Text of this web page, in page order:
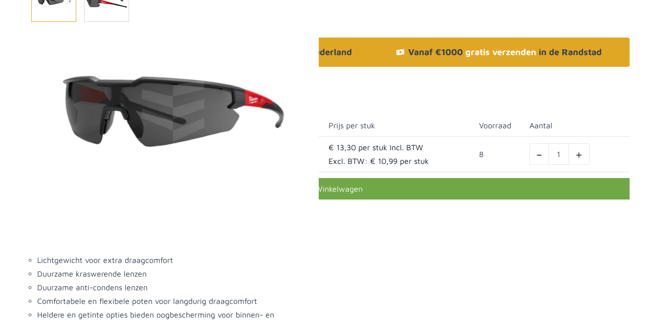
Bezorgen in heel Nederland Vanaf €1000 gratis verzenden in de Randstad
Selecteer afmetingen
Selecteer de gewenste afmetingen Prijs per stuk Voorraad Aantal
€ 13,30
Excl. BTW: € 10,99
8 - +
In Winkelwagen
Lichtgewicht voor extra draagcomfort
Duurzame kraswerende lenzen
Duurzame anti-condens lenzen
Comfortabele en flexibele poten voor langdurig draagcomfort
Heldere en getinte opties bieden oogbescherming voor binnen- en